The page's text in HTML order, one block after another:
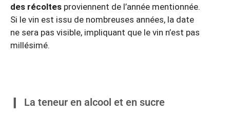
des récoltes proviennent de l’année mentionnée.
Si le vin est issu de nombreuses années, la date
ne sera pas visible, impliquant que le vin n’est pas
millésimé.
La teneur en alcool et en sucre